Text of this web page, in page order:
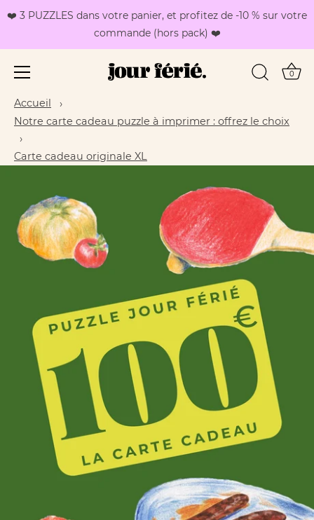
Passer
contenu
❤️ 3 PUZZLES dans votre panier, et profitez de -10 % sur votre
commande (hors pack) ❤️
0
Accueil
Notre carte cadeau puzzle à imprimer : offrez le choix
Carte cadeau originale XL